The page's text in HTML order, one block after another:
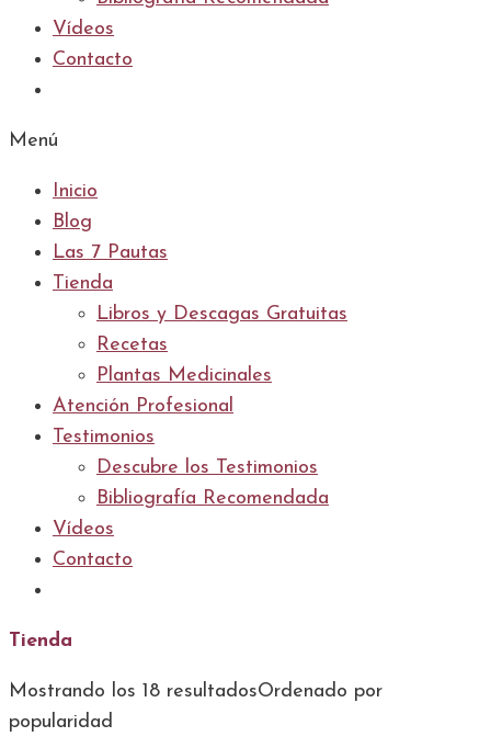
Vídeos
Contacto
Menú
Inicio
Blog
Las 7 Pautas
Tienda
Libros y Descagas Gratuitas
Recetas
Plantas Medicinales
Atención Profesional
Testimonios
Descubre los Testimonios
Bibliografía Recomendada
Vídeos
Contacto
Tienda
Mostrando los 18 resultadosOrdenado por
popularidad